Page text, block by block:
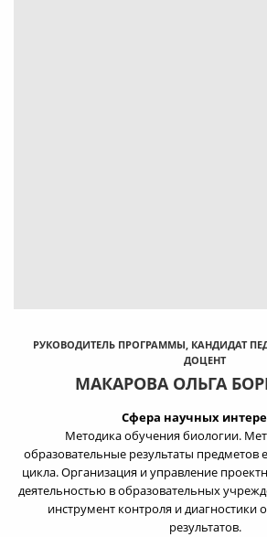
РУКОВОДИТЕЛЬ ПРОГРАММЫ, КАНДИДАТ
ДОЦЕНТ
МАКАРОВА ОЛЬГА
Сфера научных
Методика обучения биологии.
образовательные результаты предметов
цикла. Организация и управление
деятельностью в образовательных
инструмент контроля и диагностики
результатов.